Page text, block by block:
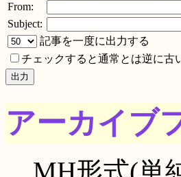
From:
Subject:
記事を一度に出力する
チェックすると通常とは逆に古
アーカイブ